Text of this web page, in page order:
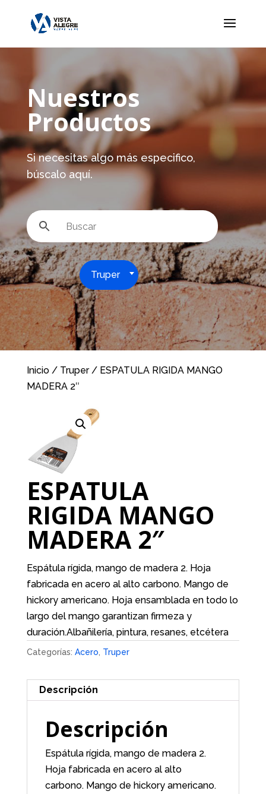
Nuestros
Productos
Si necesitas algo más especifico,
búscalo aquí.
Truper
Inicio/ Truper/ ESPATULA RIGIDA MANGO
MADERA 2″
ESPATULA
RIGIDA MANGO
MADERA 2″
Espátula rígida, mango de madera 2. Hoja
fabricada en acero al alto carbono. Mango de
hickory americano. Hoja ensamblada en todo lo
largo del mango garantizan firmeza y
duración.Albañilería, pintura, resanes, etcétera
Categorías: Acero Truper
Descripción
Descripción
Espátula rígida, mango de madera 2.
Hoja fabricada en acero al alto
carbono. Mango de hickory americano.